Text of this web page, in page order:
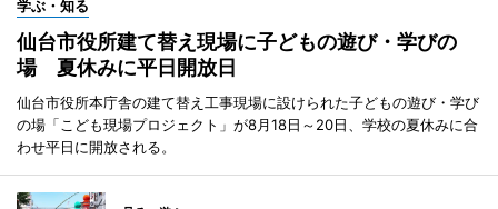
学ぶ・知る
仙台市役所建て替え現場に子どもの遊び・学びの
場 夏休みに平日開放日
仙台市役所本庁舎の建て替え工事現場に設けられた子どもの遊び・学び
の場「こども現場プロジェクト」が8月18日～20日、学校の夏休みに合
わせ平日に開放される。